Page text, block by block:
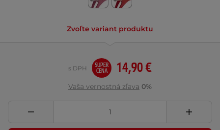
Zvoľte variant produktu
14,90 €
s DPH
SUPER
CENA
Vaša vernostná zľava 0%